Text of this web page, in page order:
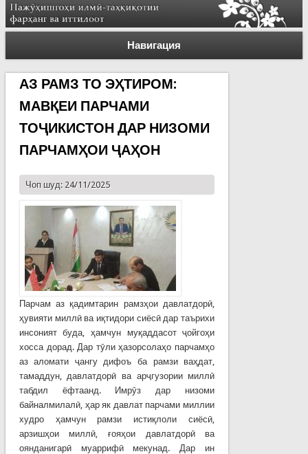
Навигация
АЗ РАМЗ ТО ЭҲТИРОМ:
МАВҚЕИ ПАРЧАМИ
ТОҶИКИСТОН ДАР НИЗОМИ
ПАРЧАМҲОИ ҶАҲОН
Чоп шуд: 24/11/2025
Парчам аз қадимтарин рамзҳои давлатдорӣ,
ҳувияти миллӣ ва иқтидори сиёсӣ дар таърихи
инсоният буда, ҳамчун муқаддасот ҷойгоҳи
хосса дорад. Дар тӯли ҳазорсолаҳо парчамҳо
аз аломати ҷангу дифоъ ба рамзи ваҳдат,
тамаддун, давлатдорӣ ва арҷгузории миллӣ
табдил ёфтаанд. Имрӯз дар низоми
байналмилалӣ, ҳар як давлат парчами миллии
худро ҳамчун рамзи истиқлоли сиёсӣ,
арзишҳои миллӣ, ғояҳои давлатдорӣ ва
оянданигарӣ муаррифӣ мекунад. Дар ин